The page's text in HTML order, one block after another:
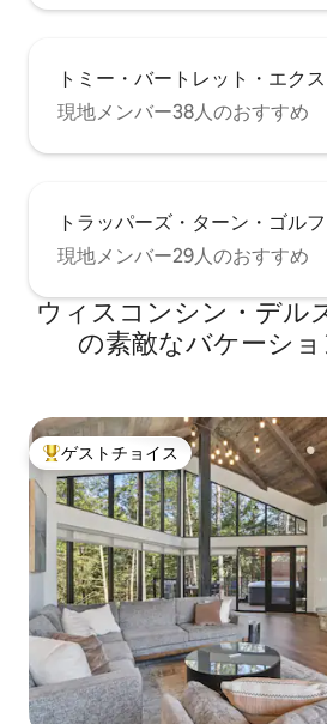
トミー・バートレット・エク
現地メンバー38人のおすすめ
トラッパーズ・ターン・ゴル
現地メンバー29人のおすすめ
ウィスコンシン・デル
の素敵なバケーシ
大好評のゲストチョイスです。
ゲストチョイス